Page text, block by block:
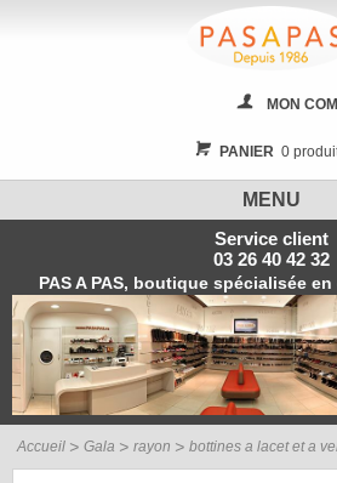
MON
PANIER0
MENU
Service client
03 26 40 42 32
PAS A PAS, boutique spécialisée
Accueil Gala rayon bottines a lacet et a